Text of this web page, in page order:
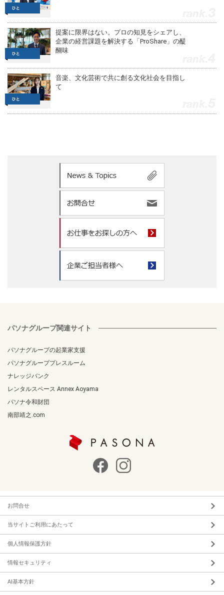
提案に限界はない。プロの知見をシェアし、
企業の経営課題を解決する「ProShare」の醍
醐味
音楽、文化芸術で共に創る文化社会を目指し
て
パソナグループ関連サイト
パソナグループの起業家支援
パソナグループプレスルーム
ナレッジバンク
レンタルスペース Annex Aoyama
パソナ令和財団
南部靖之.com
お問合せ
当サイトご利用にあたって
個人情報保護方針
情報セキュリティ
AI基本方針